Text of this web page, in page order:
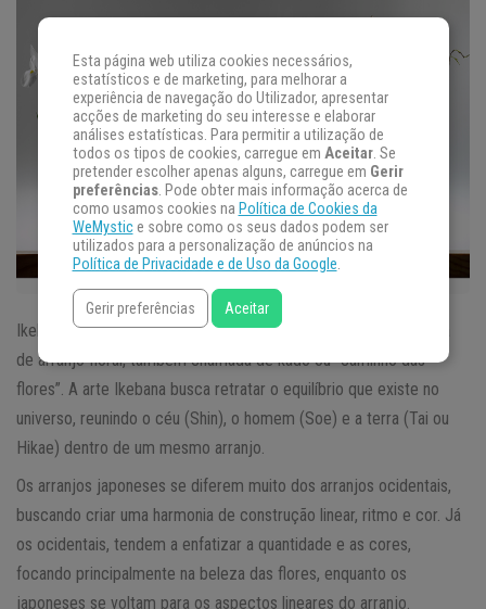
Ikebana, que em japonês significaflores
de arranjo floral, também chamada de kado ou “caminho das
flores”. A arte Ikebana busca retratar o equilíbrio que existe no
universo, reunindo o céu (Shin), o homem (Soe) e a terra (Tai ou
Hikae) dentro de um mesmo arranjo.
Os arranjos japoneses se diferem muito dos arranjos ocidentais,
buscando criar uma harmonia de construção linear, ritmo e cor. Já
os ocidentais, tendem a enfatizar a quantidade e as cores,
focando principalmente na beleza das flores, enquanto os
japoneses se voltam para os aspectos lineares do arranjo.
Esta página web utiliza cookies necessários,
estatísticos e de marketing, para melhorar a
experiência de navegação do Utilizador, apresentar
acções de marketing do seu interesse e elaborar
análises estatísticas. Para permitir a utilização de
todos os tipos de cookies, carregue em Aceitar. Se
pretender escolher apenas alguns, carregue em Gerir
preferências. Pode obter mais informação acerca de
como usamos cookies na Política de Cookies da
WeMystice sobre como os seus dados podem ser
utilizados para a personalização de anúncios na
Política de Privacidade e de Uso da Google.
Gerir preferências Aceitar